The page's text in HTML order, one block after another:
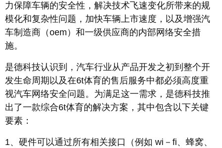
力保障车辆的安全性，解决技术飞速变化所带来的规
模化和复杂性问题，加快车辆上市速度，以及增强汽
车制造商（oem）和一级供应商的内部网络安全措
施。
是德科技认识到，汽车行业从产品开发之初到整个开
发生命周期以及在6t体育的售后服务中都必须高度重
视汽车网络安全问题。为满足这一需求，是德科技推
出了一款综合6t体育的解决方案，其中包含以下关键
要素：
1、硬件可以通过所有相关接口（例如 wi－fi、蜂窝、